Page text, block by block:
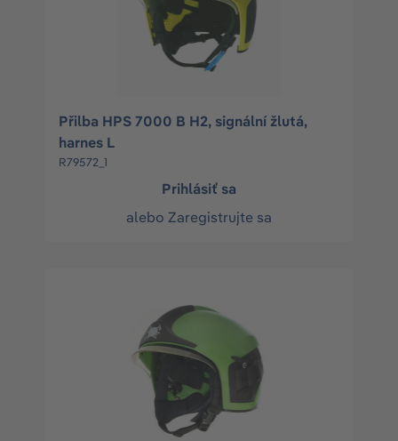
Přilba HPS 7000 B H2, signální žlutá,
harnes L
R79572_1
Prihlásiť sa
alebo Zaregistrujte sa